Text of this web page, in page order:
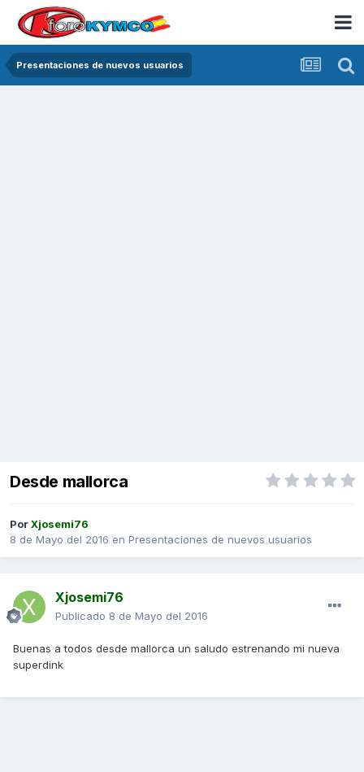
Presentaciones de nuevos usuarios
Desde mallorca
PorXjosemi76
8 de Mayo del 2016 en Presentaciones de nuevos usuarios
Xjosemi76
Publicado 8 de Mayo del 2016
Buenas a todos desde mallorca un saludo estrenando mi nueva
superdink